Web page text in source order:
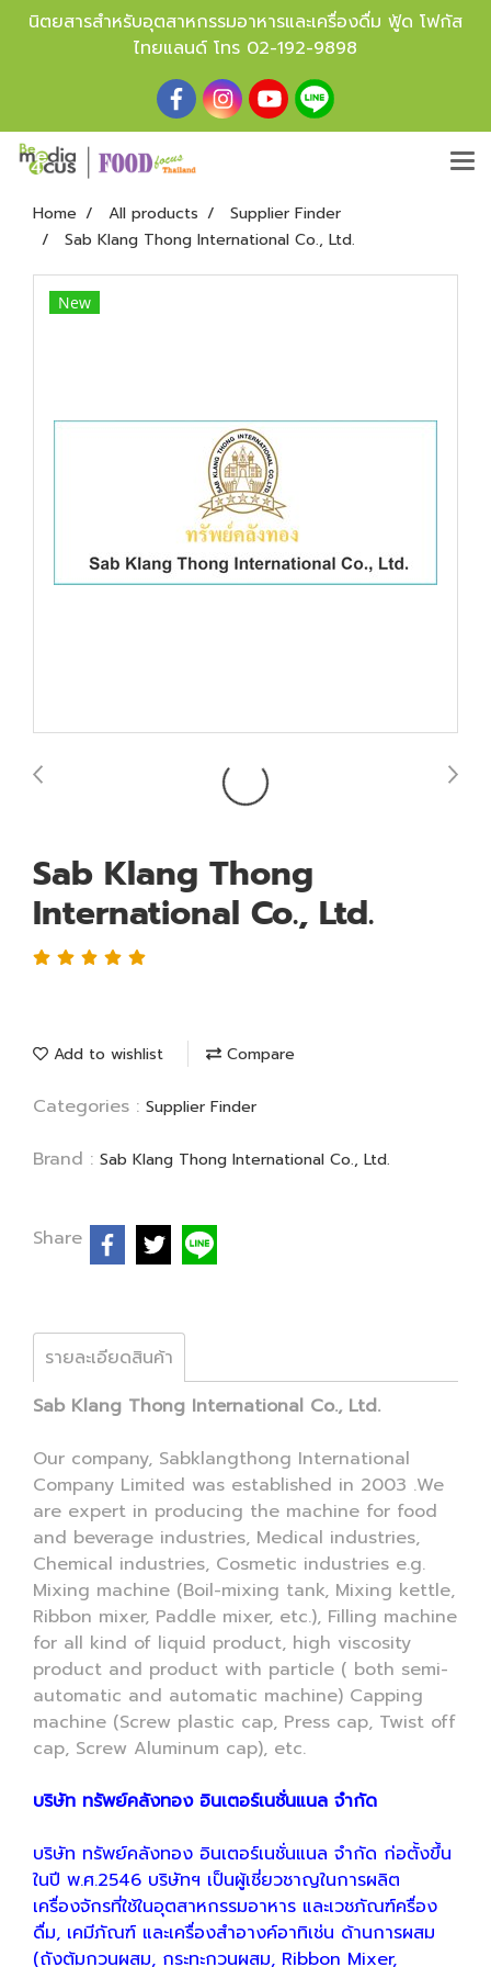
นิตยสารสำหรับอุตสาหกรรมอาหารและเครื่องดื่ม ฟู้ด โฟกัส
ไทยแลนด์ โทร 02-192-9898
Home All products
Supplier Finder
Sab Klang Thong International Co., Ltd.
New
Sab Klang Thong
International Co., Ltd.
Add to wishlist Compare
Categories : Supplier Finder
Brand : Sab Klang Thong International Co., Ltd.
Share
รายละเอียดสินค้า
Sab Klang Thong International Co., Ltd.
Our company, Sabklangthong International
Company Limited was established in 2003 .We
are expert in producing the machine for food
and beverage industries, Medical industries,
Chemical industries, Cosmetic industries e.g.
Mixing machine (Boil-mixing tank, Mixing kettle,
Ribbon mixer, Paddle mixer, etc.), Filling machine
for all kind of liquid product, high viscosity
product and product with particle ( both semi-
automatic and automatic machine) Capping
machine (Screw plastic cap, Press cap, Twist off
cap, Screw Aluminum cap), etc.
บริษัท ทรัพย์คลังทอง อินเตอร์เนชั่นแนล จำกัด
บริษัท ทรัพย์คลังทอง อินเตอร์เนชั่นแนล จำกัด ก่อตั้งขึ้น
ในปี พ.ศ.2546 บริษัทฯ เป็นผู้เชี่ยวชาญในการผลิต
เครื่องจักรที่ใช้ในอุตสาหกรรมอาหาร และเวชภัณฑ์ครื่อง
ดื่ม, เคมีภัณฑ์ และเครื่องสำอางค์อาทิเช่น ด้านการผสม
(ถังต้มกวนผสม, กระทะกวนผสม, Ribbon Mixer,